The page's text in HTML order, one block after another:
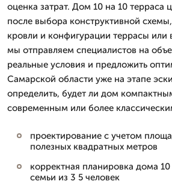
оценка затрат. Дом 10 на 10 терраса
после выбора конструктивной
кровли и конфигурации террасы
мы отправляем специалистов на
реальные условия и предложить
Самарской области уже на этапе
определить, будет ли дом
современным или более
проектирование с учетом
полезных квадратных метров
корректная планировка дома 10
семьи из 3 5 человек